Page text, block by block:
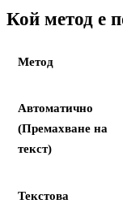
Кой метод е
Метод
Автоматично
(Премахване на
текст)
Текстова